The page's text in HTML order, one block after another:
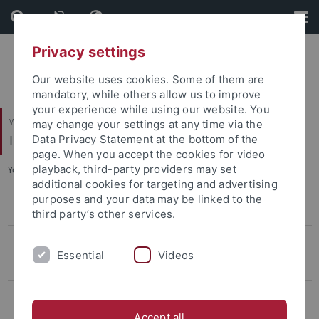
Skip
to
content
Skip
to
footer
Wirtschafts- und Sozialwissenschaftliche Fakultät
Institut für Politikwissenschaft
You are here: Startseite ... Ehemalige MitarbeiterInnen
Team
Prof. Dr. Thomas Diez
Privacy settings
Our website uses cookies. Some of them are
mandatory, while others allow us to improve
your experience while using our website. You
may change your settings at any time via the
Data Privacy Statement at the bottom of the
page. When you accept the cookies for video
playback, third-party providers may set
additional cookies for targeting and advertising
purposes and your data may be linked to the
third party’s other services.
Essential Videos